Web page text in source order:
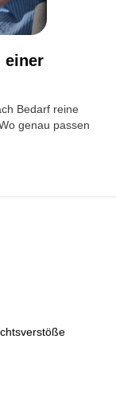
einer
Bedarf reine
genau passen